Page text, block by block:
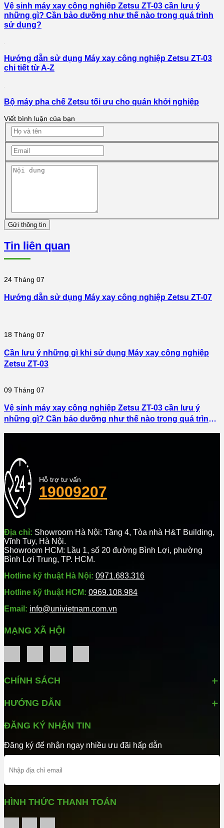
Vệ sinh máy xay công nghiệp Zetsu ZT-03 cần lưu ý
những gì? Cần bảo dưỡng như thế nào trong quá trình
sử dụng?
Hướng dẫn sử dụng Máy xay công nghiệp Zetsu ZT-03
chi tiết từ A-Z
Bộ máy pha chế Zetsu tối ưu cho quán khởi nghiệp
Viết bình luận của bạn
Gửi thông tin
Tin liên quan
24 Tháng 07
Hướng dẫn sử dụng Máy xay công nghiệp Zetsu ZT-07
18 Tháng 07
Cần lưu ý những gì khi sử dụng Máy xay công nghiệp
Zetsu ZT-03
09 Tháng 07
Vệ sinh máy xay công nghiệp Zetsu ZT-03 cần lưu ý
những gì? Cần bảo dưỡng như thế nào trong quá trình
Hỗ trợ tư vấn
19009207
Địa chỉ: Showroom Hà Nội: Tầng 4, Tòa nhà H&T Building,
Vĩnh Tuy, Hà Nội.
Showroom HCM: Lầu 1, số 20 đường Bình Lợi, phường
Bình Lợi Trung, TP. HCM.
Hotline kỹ thuật Hà Nội: 0971.683.316
Hotline kỹ thuật HCM: 0969.108.984
Email: info@univietnam.com.vn
MẠNG XÃ HỘI
CHÍNH SÁCH
HƯỚNG DẪN
ĐĂNG KÝ NHẬN TIN
Đăng ký để nhận ngay nhiều ưu đãi hấp dẫn
HÌNH THỨC THANH TOÁN